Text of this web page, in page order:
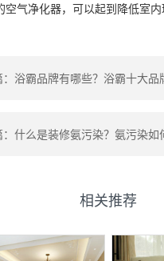
空气净化器，可以起到降低室
：浴霸品牌有哪些？浴霸十大品
什么是装修氨污染？氨污染如
相关推荐